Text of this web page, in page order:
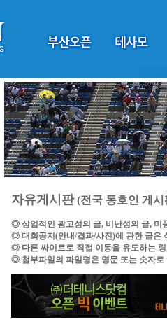
자유게시판(전국 동호인 게시
◎ 상업적인 광고성의 글, 비난성의 글, 미
◎ 대회공지(안내/결과/사진)에 관한 글은
◎ 다른 싸이트로 직접 이동을 유도하는
◎ 첨부파일의 파일명은 영문 또는 숫자로